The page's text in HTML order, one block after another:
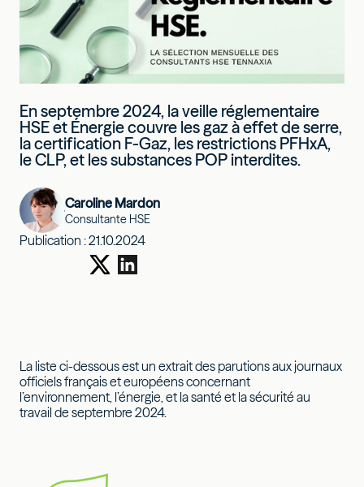
En septembre 2024, la veille réglementaire
HSE et Énergie couvre les gaz à effet de serre,
la certification F-Gaz, les restrictions PFHxA,
le CLP, et les substances POP interdites.
Caroline Mardon
Consultante HSE
Publication :21.10.2024
La liste ci-dessous est un extrait des parutions aux journaux
officiels français et européens concernant
l’environnement, l’énergie, et la santé et la sécurité au
travail de septembre 2024.